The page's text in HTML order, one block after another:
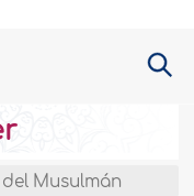
Musulmán